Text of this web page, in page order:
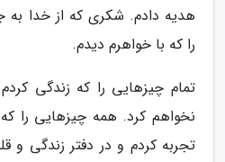
هدیه دادم. شکری که از خدا به
را که با خواهرم دیدم.
تمام چیزهایی را که زندگی
نخواهم کرد. همه چیزهایی را
تجربه کردم و در دفتر زندگی و